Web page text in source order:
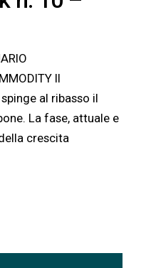
Il
al ribasso il
La fase, attuale e
crescita